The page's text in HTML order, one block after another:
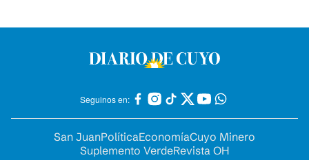
Seguinos en:
San JuanPolíticaEconomíaCuyo Minero
Suplemento VerdeRevista OH